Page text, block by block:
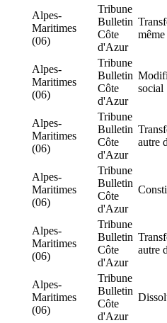
Alpes-
Maritimes
(06)
Tribune
Bulletin
Côte
d'Azur
Alpes-
Maritimes
(06)
Tribune
Bulletin
Côte
d'Azur
social
Alpes-
Maritimes
(06)
Tribune
Bulletin
Côte
d'Azur
autre
Alpes-
Maritimes
(06)
Tribune
Bulletin
Côte
d'Azur
Alpes-
Maritimes
(06)
Tribune
Bulletin
Côte
d'Azur
autre
Alpes-
Maritimes
(06)
Tribune
Bulletin
Côte
d'Azur